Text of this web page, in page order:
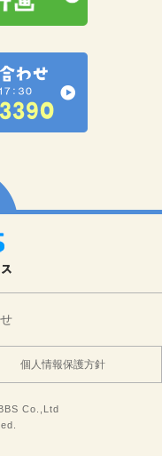
個人情報保護方針
Co.,Ltd